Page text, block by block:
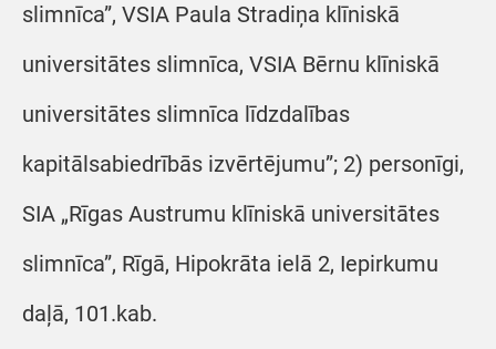
slimnīca”, VSIA Paula Stradiņa klīniskā
universitātes slimnīca, VSIA Bērnu klīniskā
universitātes slimnīca līdzdalības
kapitālsabiedrībās izvērtējumu”; 2) personīgi,
SIA „Rīgas Austrumu klīniskā universitātes
slimnīca”, Rīgā, Hipokrāta ielā 2, Iepirkumu
daļā, 101.kab.